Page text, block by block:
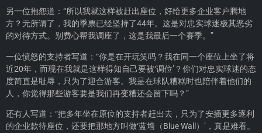
另一位抱怨道：“所以我就这样被赶出座位，好给更多企业客户腾地
方？无所谓了，我的季票已经坚持了44年。这是对忠实球迷极其恶劣
的对待方式。别费心帮我调座了，这是我最后一个赛季。”
一位愤怒的支持者写道：“你是在开玩笑吗？我在同一个座位上坐了将
近20年，而现在我就是这样得知自己要被‘调位’？你们对忠实球迷的态
度简直是耻辱，只为了迎合游客。我是在球队糟糕时也陪伴着他们的
人，你觉得那些游客要是我们再变糟还会留下吗？”
还有人写道：“把多年坐在原位的支持者赶出去，只为了安插更多逐利
的企业款待座位，还要把那地方叫做‘蓝墙（Blue Wall）’，真是难看。